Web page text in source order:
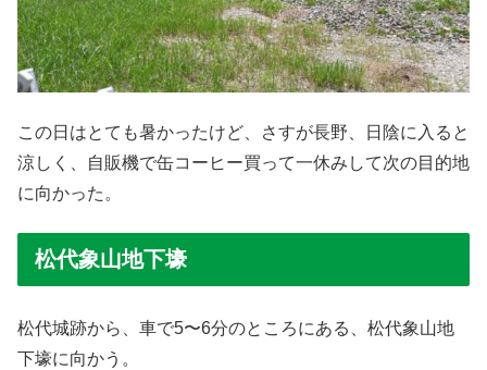
この日はとても暑かったけど、さすが長野、日陰に入ると
涼しく、自販機で缶コーヒー買って一休みして次の目的地
に向かった。
松代象山地下壕
松代城跡から、車で5〜6分のところにある、松代象山地
下壕に向かう。